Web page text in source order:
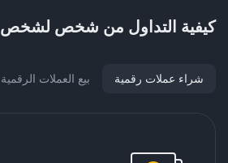
كيفية التداول من شخص لشخص
شراء عملات رقمية بيع العملات الرقمية